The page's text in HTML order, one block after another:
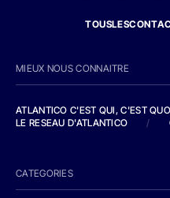
MIEUX NOUS CONNAITRE
ATLANTICO C'EST QUI, C'EST
LE RESEAU D'ATLANTICO
/
CATEGORIES